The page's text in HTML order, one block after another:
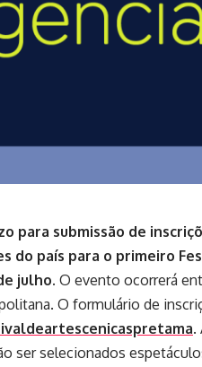
para submissão de
do país para o primeiro
julho. O evento ocorrerá
O formulário de
.
ser selecionados